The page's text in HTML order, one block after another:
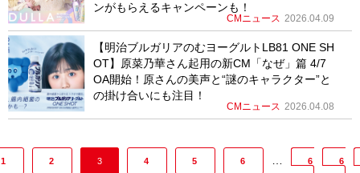
ンがもらえるキャンペーンも！
CMニュース 2026.04.09
【明治ブルガリアのむヨーグルトLB81 ONE SH
OT】原菜乃華さん起用の新CM「なぜ」篇 4/7
OA開始！原さんの美声と“謎のキャラクター”と
の掛け合いにも注目！
CMニュース 2026.04.08
1 2 3 4 5 6
6
6